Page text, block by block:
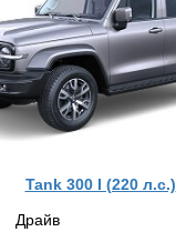
Tank 300 I (220 л.с.)
Драйв